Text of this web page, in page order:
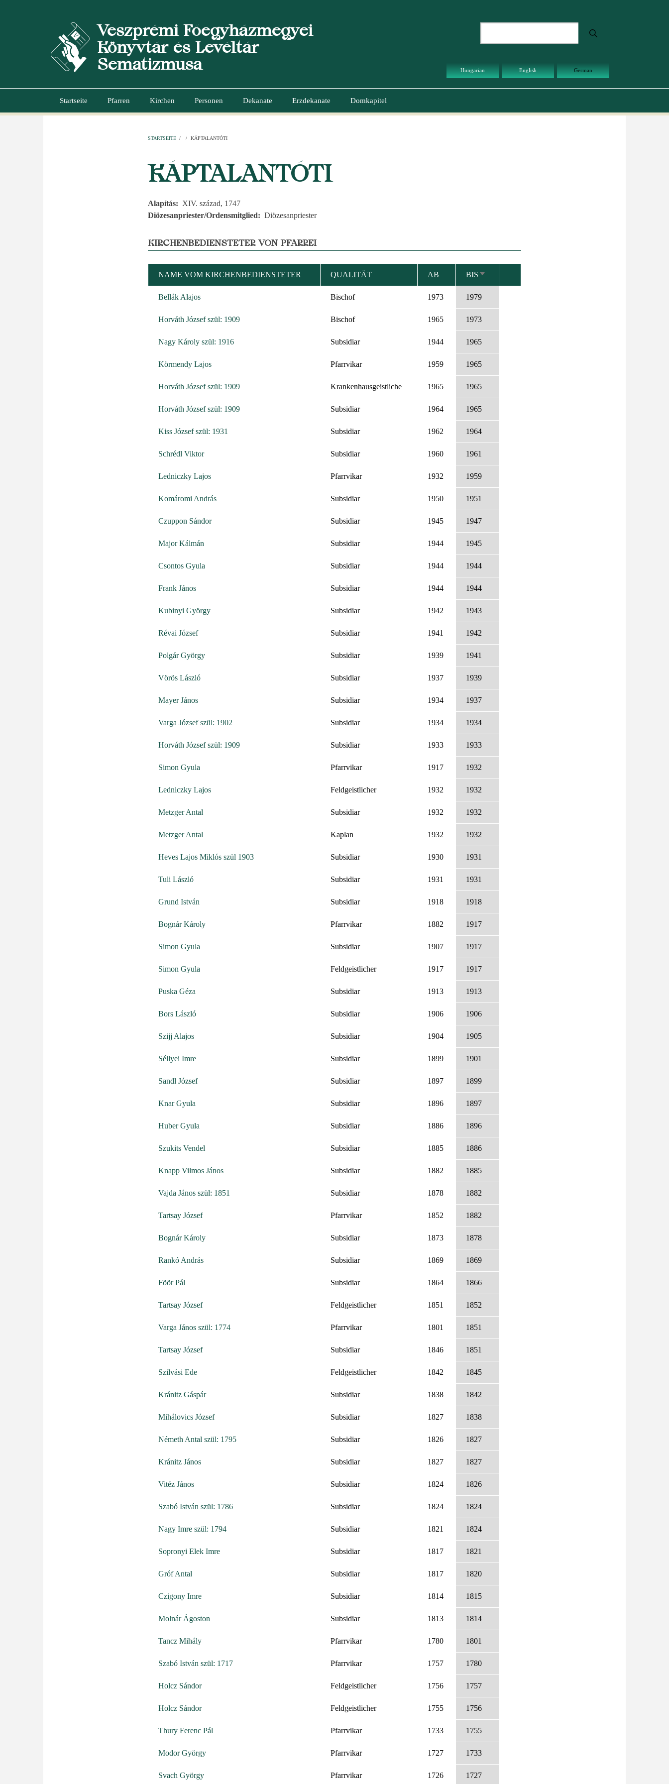
Veszprémi Főegyházmegyei
Könyvtár és Levéltár
Sematizmusa
Hungarian English German
Hauptnavigation
Startseite Pfarren Kirchen Personen Dekanate Erzdekanate Domkapitel
STARTSEITE / / KÁPTALANTÓTI
KÁPTALANTÓTI
Alapítás
XIV. század, 1747
Diözesanpriester/Ordensmitglied
Diözesanpriester
KIRCHENBEDIENSTETER VON PFARREI
NAME VOM KIRCHENBEDIENSTETER QUALITÄT AB BISAUFSTEIGEND
SORTIEREN
Bellák Alajos
Bischof 1973 1979
Horváth József szül: 1909 Bischof 1965 1973
Nagy Károly szül: 1916 Subsidiar 1944 1965
Körmendy Lajos Pfarrvikar 1959 1965
Horváth József szül: 1909 Krankenhausgeistliche 1965 1965
Horváth József szül: 1909 Subsidiar 1964 1965
Kiss József szül: 1931 Subsidiar 1962 1964
Schrédl Viktor Subsidiar 1960 1961
Ledniczky Lajos Pfarrvikar 1932 1959
Komáromi András Subsidiar 1950 1951
Czuppon Sándor Subsidiar 1945 1947
Major Kálmán Subsidiar 1944 1945
Csontos Gyula Subsidiar 1944 1944
Frank János Subsidiar 1944 1944
Kubinyi György Subsidiar 1942 1943
Révai József Subsidiar 1941 1942
Polgár György Subsidiar 1939 1941
Vörös László Subsidiar 1937 1939
Mayer János Subsidiar 1934 1937
Varga József szül: 1902 Subsidiar 1934 1934
Horváth József szül: 1909 Subsidiar 1933 1933
Simon Gyula Pfarrvikar 1917 1932
Ledniczky Lajos Feldgeistlicher 1932 1932
Metzger Antal Subsidiar 1932 1932
Metzger Antal Kaplan 1932 1932
Heves Lajos Miklós szül 1903 Subsidiar 1930 1931
Tuli László Subsidiar 1931 1931
Grund István Subsidiar 1918 1918
Bognár Károly Pfarrvikar 1882 1917
Simon Gyula Subsidiar 1907 1917
Simon Gyula Feldgeistlicher 1917 1917
Puska Géza Subsidiar 1913 1913
Bors László Subsidiar 1906 1906
Szijj Alajos Subsidiar 1904 1905
Séllyei Imre Subsidiar 1899 1901
Sandl József Subsidiar 1897 1899
Knar Gyula Subsidiar 1896 1897
Huber Gyula Subsidiar 1886 1896
Szukits Vendel Subsidiar 1885 1886
Knapp Vilmos János Subsidiar 1882 1885
Vajda János szül: 1851 Subsidiar 1878 1882
Tartsay József Pfarrvikar 1852 1882
Bognár Károly Subsidiar 1873 1878
Rankó András Subsidiar 1869 1869
Föör Pál Subsidiar 1864 1866
Tartsay József Feldgeistlicher 1851 1852
Varga János szül: 1774 Pfarrvikar 1801 1851
Tartsay József Subsidiar 1846 1851
Szilvási Ede Feldgeistlicher 1842 1845
Kránitz Gáspár Subsidiar 1838 1842
Mihálovics József Subsidiar 1827 1838
Németh Antal szül: 1795 Subsidiar 1826 1827
Kránitz János Subsidiar 1827 1827
Vitéz János Subsidiar 1824 1826
Szabó István szül: 1786 Subsidiar 1824 1824
Nagy Imre szül: 1794 Subsidiar 1821 1824
Sopronyi Elek Imre Subsidiar 1817 1821
Gróf Antal Subsidiar 1817 1820
Czigony Imre Subsidiar 1814 1815
Molnár Ágoston Subsidiar 1813 1814
Tancz Mihály Pfarrvikar 1780 1801
Szabó István szül: 1717 Pfarrvikar 1757 1780
Holcz Sándor Feldgeistlicher 1756 1757
Holcz Sándor Feldgeistlicher 1755 1756
Thury Ferenc Pál Pfarrvikar 1733 1755
Modor György Pfarrvikar 1727 1733
Svach György Pfarrvikar 1726 1727